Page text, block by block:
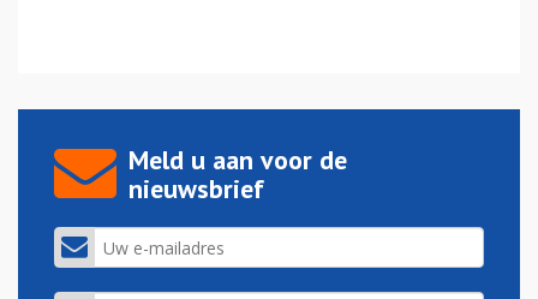
Meld u aan voor de
nieuwsbrief